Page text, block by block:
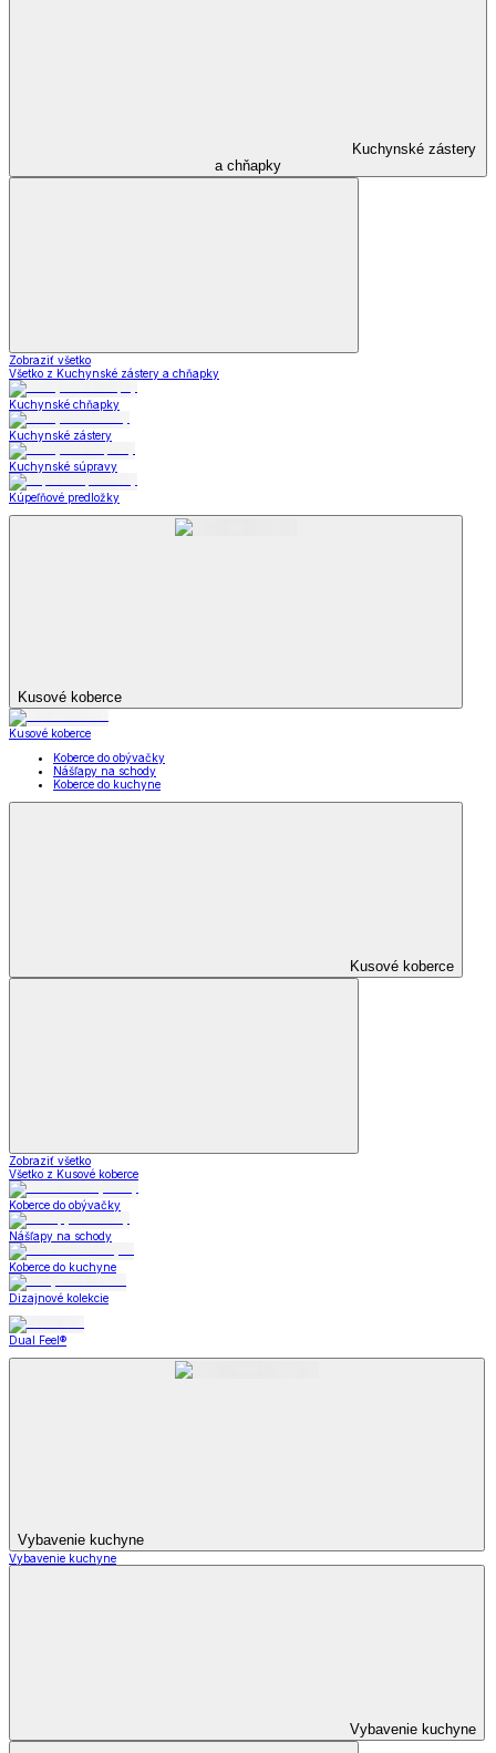
Kuchynské zástery
a chňapky
Zobraziť všetko
Všetko z Kuchynské zástery a chňapky
Kuchynské chňapky
Kuchynské zástery
Kuchynské súpravy
Kúpeľňové predložky
Kusové koberce
Kusové koberce
Koberce do obývačky
Nášľapy na schody
Koberce do kuchyne
Kusové koberce
Zobraziť všetko
Všetko z Kusové koberce
Koberce do obývačky
Nášľapy na schody
Koberce do kuchyne
Dizajnové kolekcie
Dual Feel®
Vybavenie kuchyne
Vybavenie kuchyne
Vybavenie kuchyne